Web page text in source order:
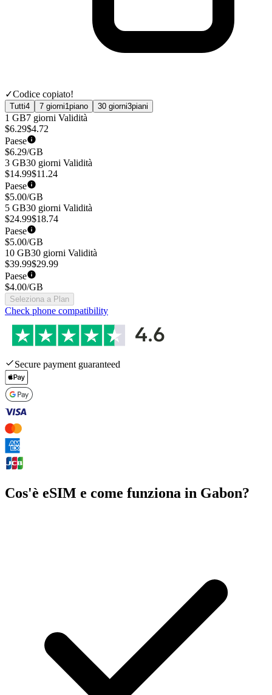
✓Codice copiato!
Tutti4 7 giorni1piano 30 giorni3piani
1 GB7 giorni Validità
$6.29$4.72
Paese
$6.29/GB
3 GB30 giorni Validità
$14.99$11.24
Paese
$5.00/GB
5 GB30 giorni Validità
$24.99$18.74
Paese
$5.00/GB
10 GB30 giorni Validità
$39.99$29.99
Paese
$4.00/GB
Seleziona a Plan
Check phone compatibility
Secure payment guaranteed
Cos'è eSIM e come funziona in Gabon?